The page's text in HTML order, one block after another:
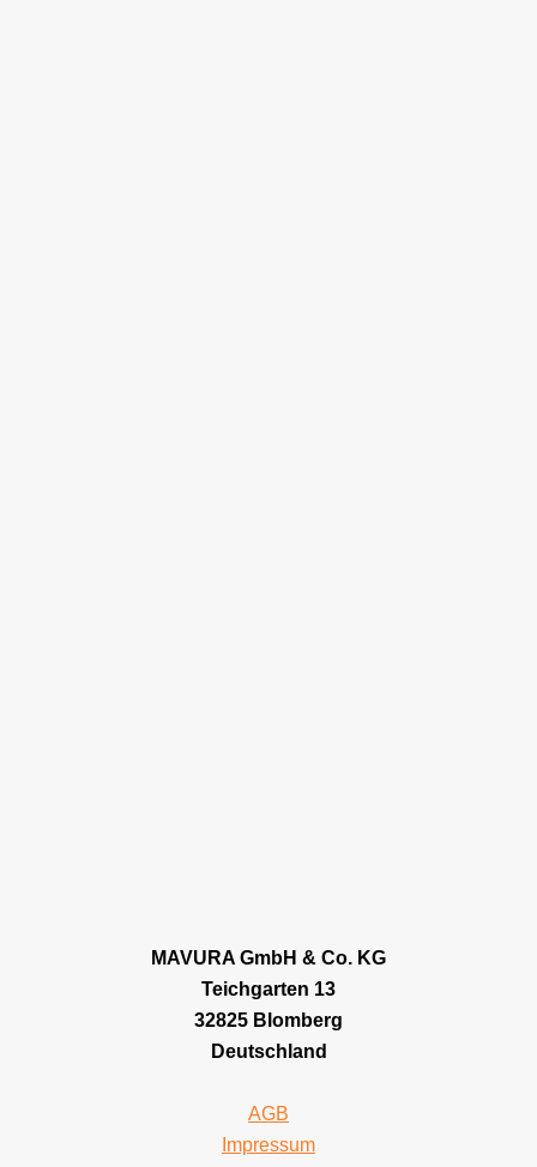
MAVURA GmbH & Co. KG
Teichgarten 13
32825 Blomberg
Deutschland
AGB
Impressum